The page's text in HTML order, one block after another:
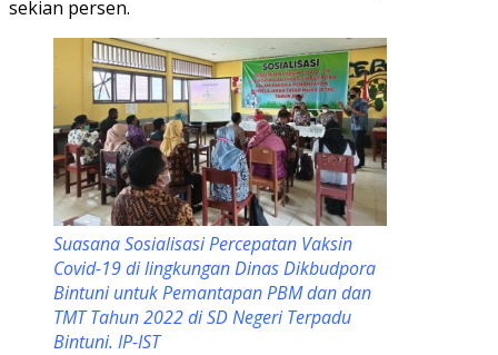
sekian persen.
Suasana Sosialisasi Percepatan Vaksin
Covid-19 di lingkungan Dinas Dikbudpora
Bintuni untuk Pemantapan PBM dan dan
TMT Tahun 2022 di SD Negeri Terpadu
Bintuni. IP-IST